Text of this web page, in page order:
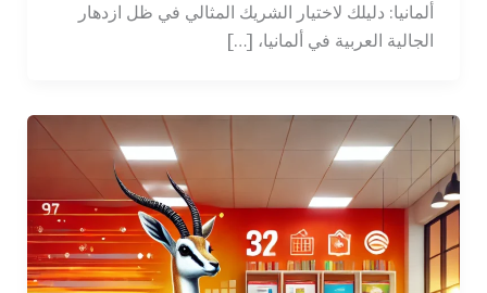
ألمانيا: دليلك لاختيار الشريك المثالي في ظل ازدهار
الجالية العربية في ألمانيا، […]